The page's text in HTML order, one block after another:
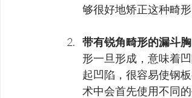
够很好地矫正这种畸形
带有锐角畸形的漏斗胸
形一旦形成，意味着
起凹陷，很容易使钢
术中会首先使用不同